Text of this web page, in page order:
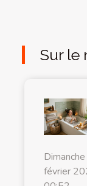
Sur le
février